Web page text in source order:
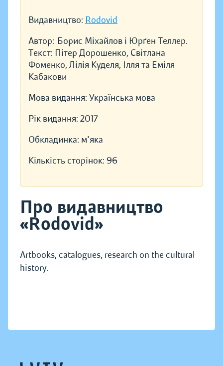
Видавництво: Rodovid
Автор: Борис Міхайлов і Юрґен Теллер.
Текст: Пітер Дорошенко, Світлана
Фоменко, Лілія Куделя, Ілля та Еміля
Кабакови
Мова видання: Українська мова
Рік видання: 2017
Обкладинка: м'яка
Кількість сторінок: 96
Про видавництво
«Rodovid»
Artbooks, catalogues, research on the cultural
history.